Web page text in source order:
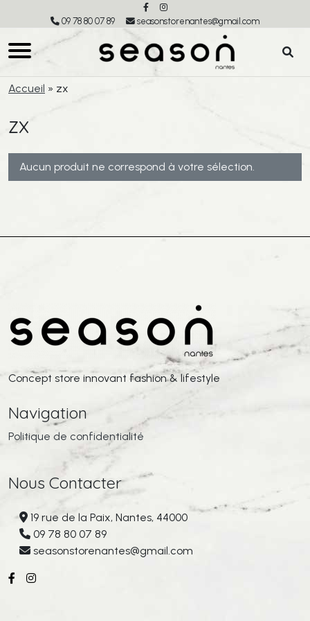
09 78 80 07 89 seasonstorenantes@gmail.com
Accueil » zx
zx
Aucun produit ne correspond à votre sélection.
Concept store innovant fashion & lifestyle
Navigation
Politique de confidentialité
Nous Contacter
19 rue de la Paix, Nantes, 44000
09 78 80 07 89
seasonstorenantes@gmail.com